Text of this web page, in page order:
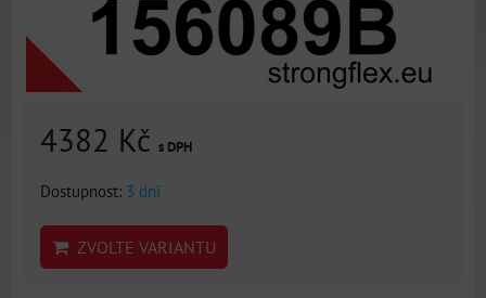
4382 Kč s DPH
Dostupnost: 3 dni
ZVOLTE VARIANTU